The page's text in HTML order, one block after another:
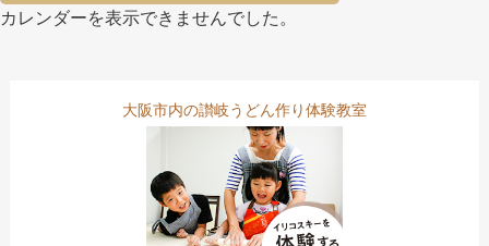
カレンダーを表示できませんでした。
大阪市内の讃岐うどん作り体験教室